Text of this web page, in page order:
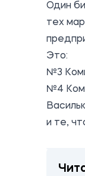
Один
тех
Это:
№3
№4
и те,